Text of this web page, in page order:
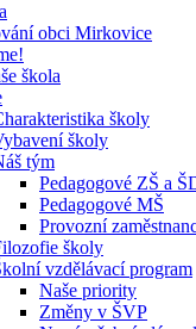
obci Mirkovice
škola
školy
školy
tým
Pedagogové ZŠ a
Pedagogové MŠ
Provozní
školy
vzdělávací program
Naše priority
Změny v ŠVP